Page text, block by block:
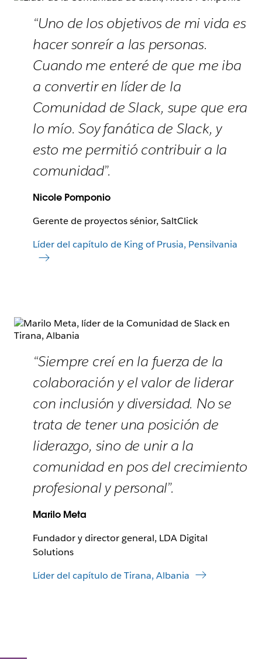
“Uno de los objetivos de mi vida es
hacer sonreír a las personas.
Cuando me enteré de que me iba
a convertir en líder de la
Comunidad de Slack, supe que era
lo mío. Soy fanática de Slack, y
esto me permitió contribuir a la
comunidad”.
Nicole Pomponio
Gerente de proyectos sénior, SaltClick
Líder del capítulo de King of Prusia, Pensilvania
“Siempre creí en la fuerza de la
colaboración y el valor de liderar
con inclusión y diversidad. No se
trata de tener una posición de
liderazgo, sino de unir a la
comunidad en pos del crecimiento
profesional y personal”.
Marilo Meta
Fundador y director general, LDA Digital
Solutions
Líder del capítulo de Tirana, Albania